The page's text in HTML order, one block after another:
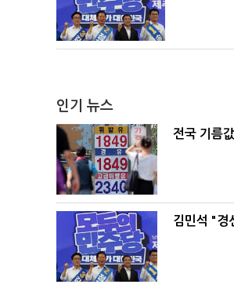
인기 뉴스
전국 기름
김민석 "경